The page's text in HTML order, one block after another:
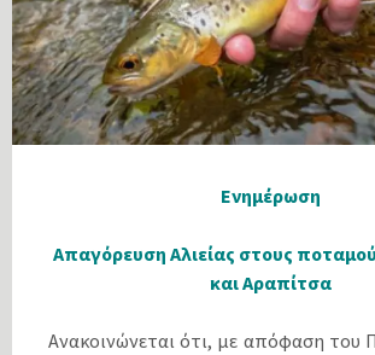
Ενημέρωση
Απαγόρευση Αλιείας στους
και Αραπίτσα
Ανακοινώνεται ότι, με απόφαση του